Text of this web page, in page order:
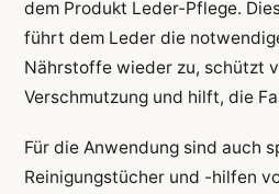
dem Produkt Leder-Pflege.
führt dem Leder die
Nährstoffe wieder zu, schützt
Verschmutzung und hilft, die
Für die Anwendung sind auch
Reinigungstücher und -hilfen